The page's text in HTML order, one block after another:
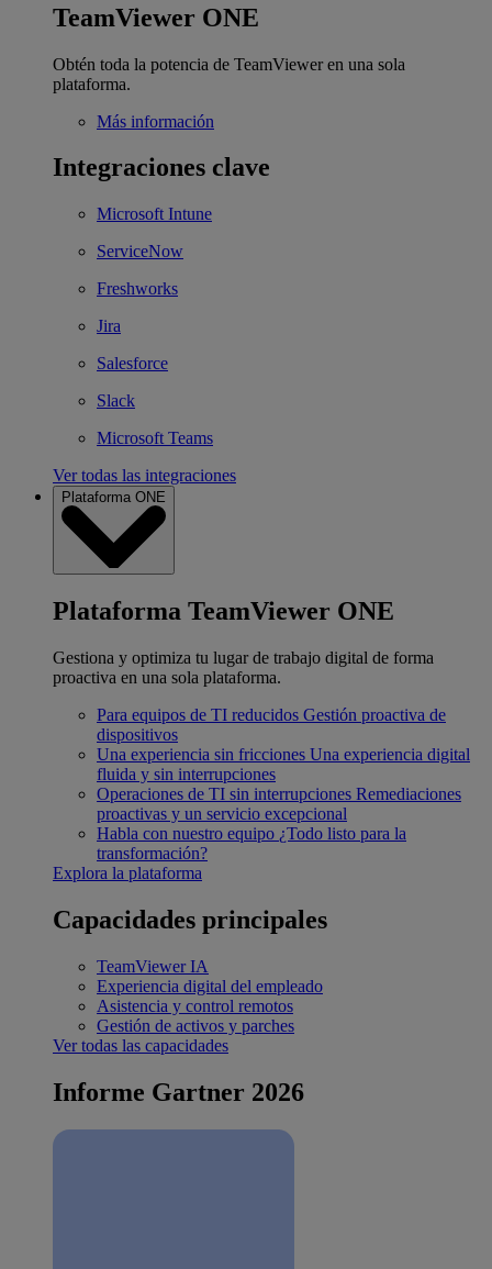
TeamViewer ONE
Obtén toda la potencia de TeamViewer en una sola
plataforma.
Más información
Integraciones clave
Microsoft Intune
ServiceNow
Freshworks
Jira
Salesforce
Slack
Microsoft Teams
Ver todas las integraciones
Plataforma ONE
Plataforma TeamViewer ONE
Gestiona y optimiza tu lugar de trabajo digital de forma
proactiva en una sola plataforma.
Para equipos de TI reducidos Gestión proactiva de
dispositivos
Una experiencia sin fricciones Una experiencia digital
fluida y sin interrupciones
Operaciones de TI sin interrupciones Remediaciones
proactivas y un servicio excepcional
Habla con nuestro equipo ¿Todo listo para la
transformación?
Explora la plataforma
Capacidades principales
TeamViewer IA
Experiencia digital del empleado
Asistencia y control remotos
Gestión de activos y parches
Ver todas las capacidades
Informe Gartner 2026